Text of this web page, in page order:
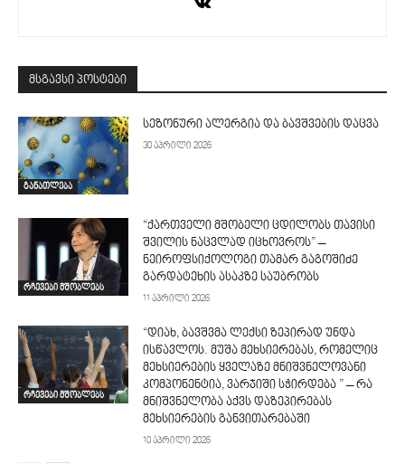
მსგავსი პოსტები
განათლება
სეზონური ალერგია და ბავშვების დაცვა
30 აპრილი 2026
რჩევები მშობლებს
“ქართველი მშობელი ცდილობს თავისი
შვილის ნაცვლად იცხოვროს” –
ნეიროფსიქოლოგი თამარ გაგოშიძე
გარდატეხის ასაკზე საუბრობს
11 აპრილი 2026
რჩევები მშობლებს
“დიახ, ბავშვმა ლექსი ზეპირად უნდა
ისწავლოს. მუშა მეხსიერებას, რომელიც
მეხსიერების ყველაზე მნიშვნელოვანი
კომპონენტია, ვარჯიში სჭირდება ” – რა
მნიშვნელობა აქვს დაზეპირებას
მეხსიერების განვითარებაში
10 აპრილი 2026